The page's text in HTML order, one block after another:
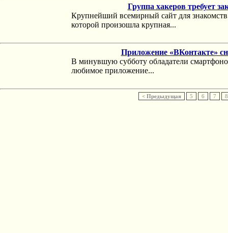
Группа хакеров требует
Крупнейший всемирный сайт для знакомств
которой произошла крупная...
Приложение «ВКонтакте»
В минувшую субботу обладатели
любимое приложение...
< Предыдущая 5 6 7 8